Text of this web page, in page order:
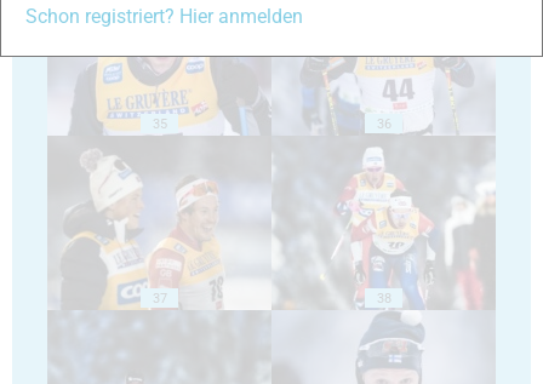
35 36
37 38
Schon registriert? Hier anmelden